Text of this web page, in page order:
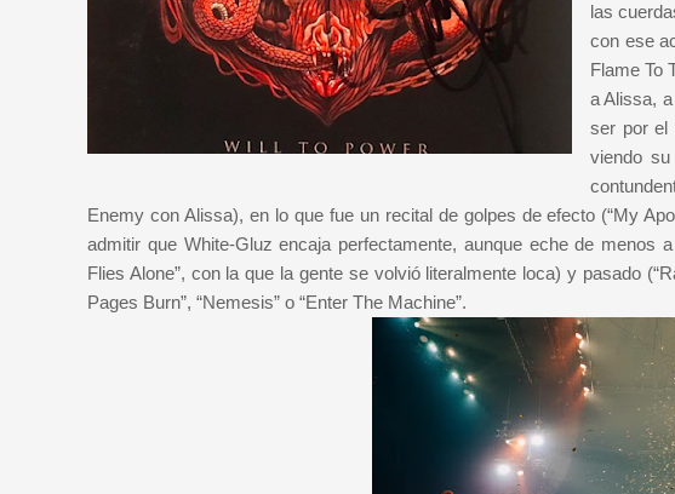
las
con ese
Flame To
a Alissa,
ser por el
viendo su
Enemy con Alissa), en lo que fue un recital de golpes de efecto (“My
admitir que White-Gluz encaja perfectamente, aunque eche de menos
Flies Alone”, con la que la gente se volvió literalmente loca) y pasado
Pages Burn”, “Nemesis” o “Enter The Machine”.